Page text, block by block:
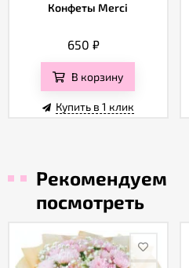
Конфеты Merci
650 ₽
В корзину
Купить в 1 клик
Рекомендуем
посмотреть